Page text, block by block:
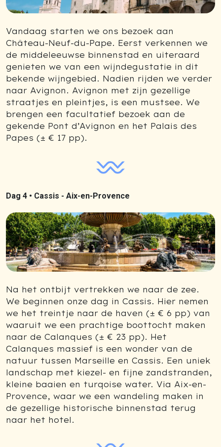
Vandaag starten we ons bezoek aan
Château-Neuf-du-Pape. Eerst verkennen we
de middeleeuwse binnenstad en uiteraard
genieten we van een wijndegustatie in dit
bekende wijngebied. Nadien rijden we verder
naar Avignon. Avignon met zijn gezellige
straatjes en pleintjes, is een mustsee. We
brengen een facultatief bezoek aan de
gekende Pont d’Avignon en het Palais des
Papes (± € 17 pp).
Dag 4 • Cassis - Aix-en-Provence
Na het ontbijt vertrekken we naar de zee.
We beginnen onze dag in Cassis. Hier nemen
we het treintje naar de haven (± € 6 pp) van
waaruit we een prachtige boottocht maken
naar de Calanques (± € 23 pp). Het
Calanques massief is een wonder van de
natuur tussen Marseille en Cassis. Een uniek
landschap met kiezel- en fijne zandstranden,
kleine baaien en turqoise water. Via Aix-en-
Provence, waar we een wandeling maken in
de gezellige historische binnenstad terug
naar het hotel.